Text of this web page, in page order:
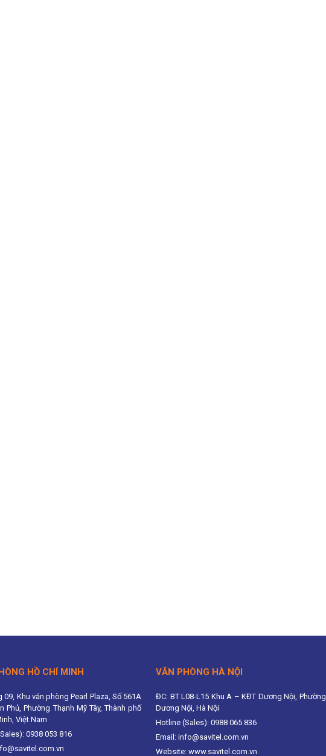
HỒ CHÍ MINH
09, Khu văn phòng Pearl Plaza, Số 561A
Phủ, Phường Thạnh Mỹ Tây, Thành phố
Việt Nam
0938 053 816
VĂN PHÒNG HÀ NỘI
ĐC: BT L08-L15 Khu A – KĐT Dương Nội, Phường
Dương Nội, Hà Nội
Hotline (Sales): 0988 065 836
Email: info@savitel.com.vn
Website: www.savitel.com.vn